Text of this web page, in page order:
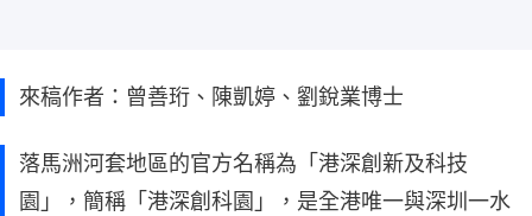
來稿作者：曾善珩、陳凱婷、劉銳業博士
落馬洲河套地區的官方名稱為「港深創新及科技
園」，簡稱「港深創科園」，是全港唯一與深圳一水